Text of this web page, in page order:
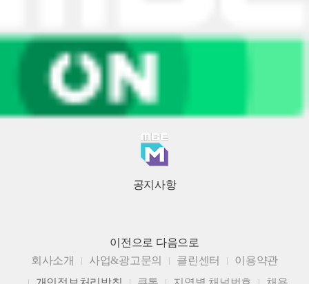
공지사항
이전으로 다음으로
회사소개
사업&광고문의 클린센터
이용약관